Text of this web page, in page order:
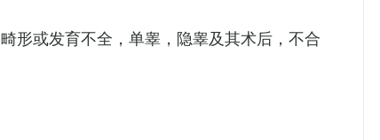
形或发育不全，单睾，隐睾及其术后，不合